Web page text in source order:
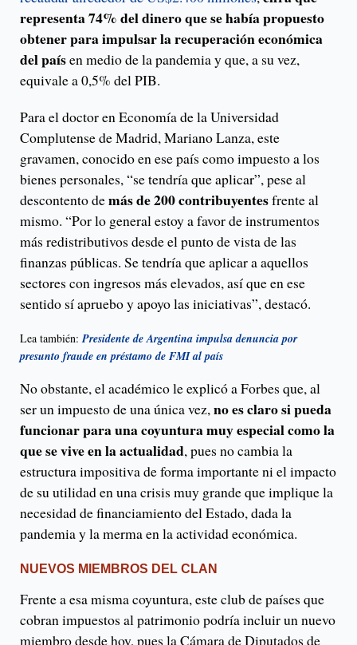
representa 74% del dinero que se había propuesto
obtener para impulsar la recuperación económica
del paísen medio de la pandemia y que, a su vez,
equivale a 0,5% del PIB.
Para el doctor en Economía de la Universidad
Complutense de Madrid, Mariano Lanza, este
gravamen, conocido en ese país como impuesto a los
bienes personales, “se tendría que aplicar”, pese al
descontento demás de 200 contribuyentesfrente al
mismo. “Por lo general estoy a favor de instrumentos
más redistributivos desde el punto de vista de las
finanzas públicas. Se tendría que aplicar a aquellos
sectores con ingresos más elevados, así que en ese
sentido sí apruebo y apoyo las iniciativas”, destacó.
Lea también:Presidente de Argentina impulsa denuncia por
presunto fraude en préstamo de FMI al país
No obstante, el académico le explicó a Forbes que, al
ser un impuesto de una única vez,no es claro si pueda
funcionar para una coyuntura muy especial como la
que se vive en la actualidad, pues no cambia la
estructura impositiva de forma importante ni el impacto
de su utilidad en una crisis muy grande que implique la
necesidad de financiamiento del Estado, dada la
pandemia y la merma en la actividad económica.
NUEVOS MIEMBROS DEL CLAN
Frente a esa misma coyuntura, este club de países que
cobran impuestos al patrimonio podría incluir un nuevo
miembro desde hoy, pues la Cámara de Diputados de